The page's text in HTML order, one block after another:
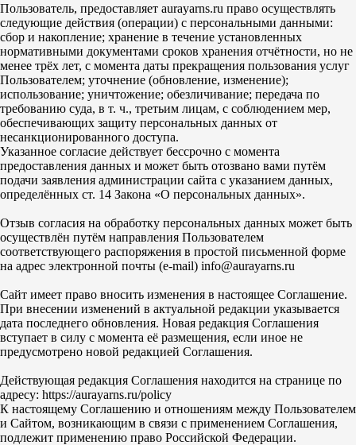
Пользователь, предоставляет aurayarns.ru право осуществлять
следующие действия (операции) с персональными данными:
сбор и накопление; хранение в течение установленных
нормативными документами сроков хранения отчётности, но не
менее трёх лет, с момента даты прекращения пользования услуг
Пользователем; уточнение (обновление, изменение);
использование; уничтожение; обезличивание; передача по
требованию суда, в т. ч., третьим лицам, с соблюдением мер,
обеспечивающих защиту персональных данных от
несанкционированного доступа.
Указанное согласие действует бессрочно с момента
предоставления данных и может быть отозвано вами путём
подачи заявления администрации сайта с указанием данных,
определённых ст. 14 Закона «О персональных данных».
Отзыв согласия на обработку персональных данных может быть
осуществлён путём направления Пользователем
соответствующего распоряжения в простой письменной форме
на адрес электронной почты (e-mail) info@aurayarns.ru
Сайт имеет право вносить изменения в настоящее Соглашение.
При внесении изменений в актуальной редакции указывается
дата последнего обновления. Новая редакция Соглашения
вступает в силу с момента её размещения, если иное не
предусмотрено новой редакцией Соглашения.
Действующая редакция Соглашения находится на странице по
адресу: https://aurayarns.ru/policy
К настоящему Соглашению и отношениям между Пользователем
и Сайтом, возникающим в связи с применением Соглашения,
подлежит применению право Российской Федерации.